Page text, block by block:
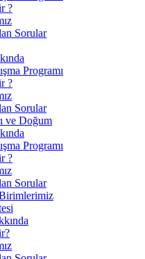
?
Sorular
Programı
?
Sorular
ve Doğum
Programı
?
Sorular